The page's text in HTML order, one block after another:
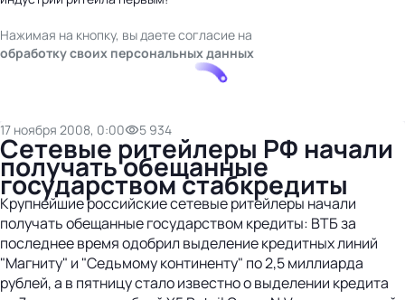
Нажимая на кнопку, вы даете согласие на
обработку своих персональных данных
17 ноября 2008, 0:00 5 934
Сетевые ритейлеры РФ начали
получать обещанные
государством стабкредиты
Крупнейшие российские сетевые ритейлеры начали
получать обещанные государством кредиты: ВТБ за
последнее время одобрил выделение кредитных линий
"Магниту" и "Седьмому континенту" по 2,5 миллиарда
рублей, а в пятницу стало известно о выделении кредита